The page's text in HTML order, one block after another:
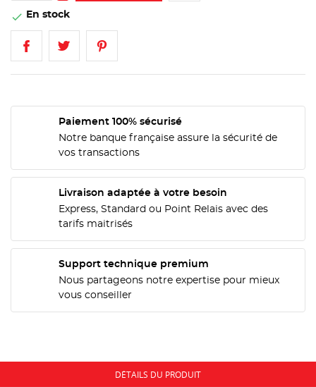
 En stock
Paiement 100% sécurisé
Notre banque française assure la sécurité de
vos transactions
Livraison adaptée à votre besoin
Express, Standard ou Point Relais avec des
tarifs maitrisés
Support technique premium
Nous partageons notre expertise pour mieux
vous conseiller
DÉTAILS DU PRODUIT
MES LISTES
add_circle_outline Créer une nouvelle liste
NOM DE LA LISTE D'ENVIES
CONNEXION
Vous devez être connecté pour ajouter des produits
à votre liste d'envies.